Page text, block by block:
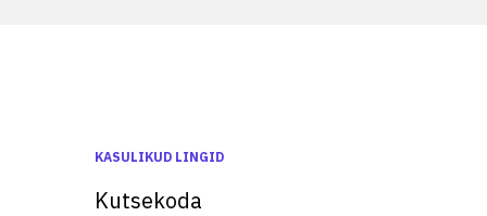
KASULIKUD LINGID
Kutsekoda